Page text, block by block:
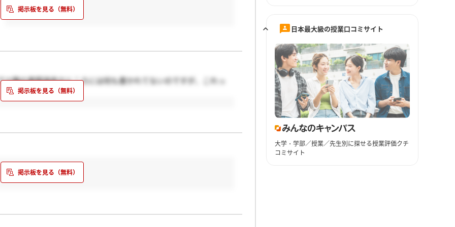
職の書類選考のところには何も書かれてないのですが、これっ
日本最大級の授業口コミサイト
大学・学部／授業／先生別に探せる授業評価クチ
コミサイト